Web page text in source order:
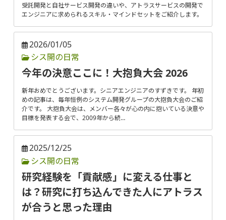
受託開発と自社サービス開発の違いや、アトラスサービスの開発で
エンジニアに求められるスキル・マインドセットをご紹介します。
2026/01/05
シス開の日常
今年の決意ここに！大抱負大会 2026
新年おめでとうございます。シニアエンジニアのすずきです。 年初
めの記事は、毎年恒例のシステム開発グループの大抱負大会のご紹
介です。 大抱負大会は、メンバー各々が心の内に抱いている決意や
目標を発表する会で、2009年から続…
2025/12/25
シス開の日常
研究経験を「貢献感」に変える仕事と
は？研究に打ち込んできた人にアトラス
が合うと思った理由